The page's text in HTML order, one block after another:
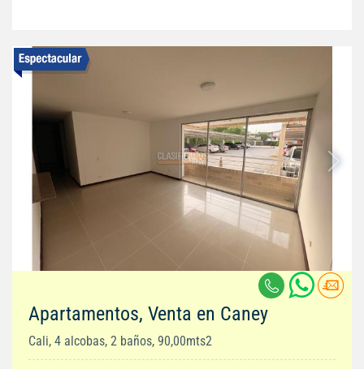
Apartamentos, Venta en Caney
Cali, 4 alcobas, 2 baños, 90,00mts2